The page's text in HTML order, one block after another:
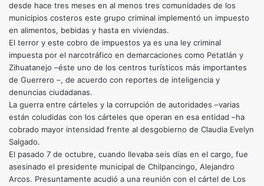
desde hace tres meses en al menos tres comunidades de los
municipios costeros este grupo criminal implementó un impuesto
en alimentos, bebidas y hasta en viviendas.
El terror y este cobro de impuestos ya es una ley criminal
impuesta por el narcotráfico en demarcaciones como Petatlán y
Zihuatanejo –éste uno de los centros turísticos más importantes
de Guerrero –, de acuerdo con reportes de inteligencia y
denuncias ciudadanas.
La guerra entre cárteles y la corrupción de autoridades –varias
están coludidas con los cárteles que operan en esa entidad –ha
cobrado mayor intensidad frente al desgobierno de Claudia Evelyn
Salgado.
El pasado 7 de octubre, cuando llevaba seis días en el cargo, fue
asesinado el presidente municipal de Chilpancingo, Alejandro
Arcos. Presuntamente acudió a una reunión con el cártel de Los